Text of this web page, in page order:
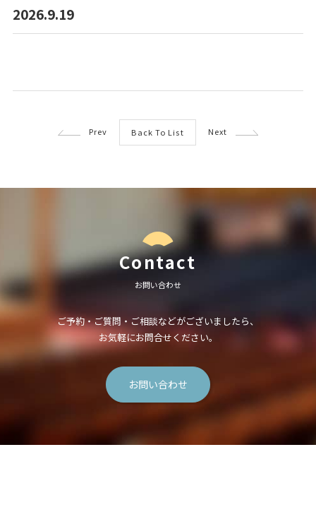
2026.9.19
Prev Back To List Next
Contact
お問い合わせ
ご予約・ご質問・ご相談などがございましたら、
お気軽にお問合せください。
お問い合わせ